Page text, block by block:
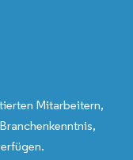
Mitarbeitern,